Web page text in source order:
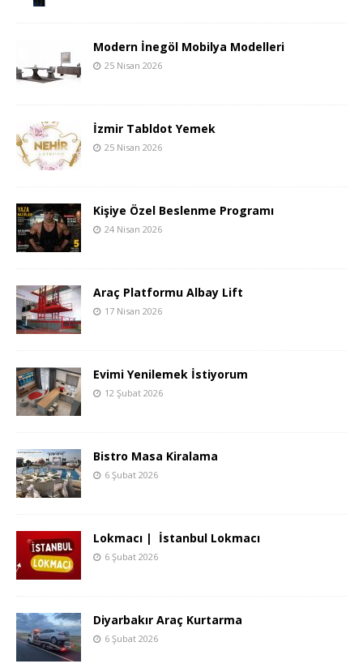
Modern İnegöl Mobilya Modelleri
25 Nisan 2026
İzmir Tabldot Yemek
25 Nisan 2026
Kişiye Özel Beslenme Programı
24 Nisan 2026
Araç Platformu Albay Lift
17 Nisan 2026
Evimi Yenilemek İstiyorum
12 Şubat 2026
Bistro Masa Kiralama
6 Şubat 2026
Lokmacı | İstanbul Lokmacı
6 Şubat 2026
Diyarbakır Araç Kurtarma
6 Şubat 2026